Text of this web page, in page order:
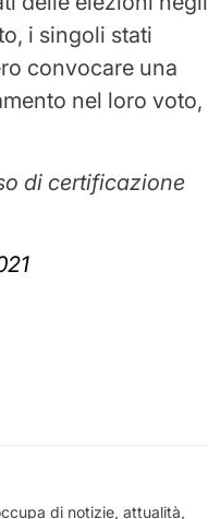
i singoli stati
convocare una
nel loro voto,
di certificazione
di notizie, attualità,